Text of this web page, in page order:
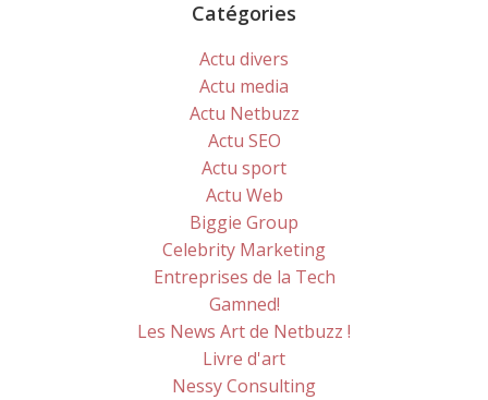
Catégories
Actu divers
Actu media
Actu Netbuzz
Actu SEO
Actu sport
Actu Web
Biggie Group
Celebrity Marketing
Entreprises de la Tech
Gamned!
Les News Art de Netbuzz !
Livre d'art
Nessy Consulting